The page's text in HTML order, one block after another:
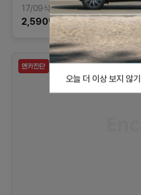
17/09식 63,460km 가솔린 부산
2,590만원
오늘 더 이상 보지 않기